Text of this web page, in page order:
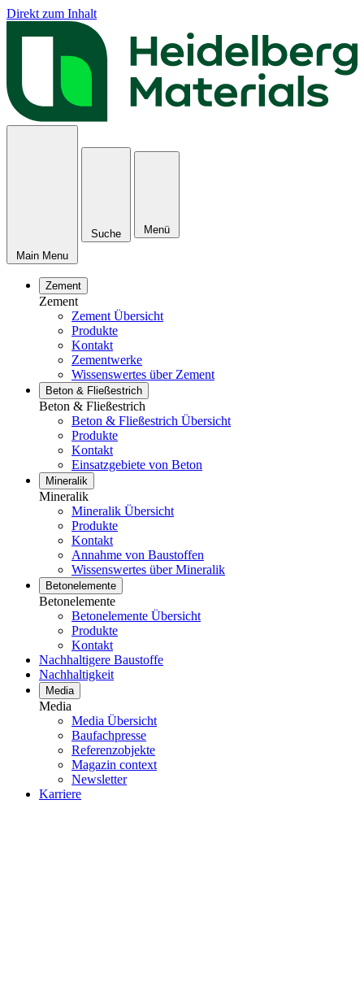
Direkt zum Inhalt
Main Menu
Suche Menü
Zement
Zement
Zement Übersicht
Produkte
Kontakt
Zementwerke
Wissenswertes über Zement
Beton & Fließestrich
Beton & Fließestrich
Beton & Fließestrich Übersicht
Produkte
Kontakt
Einsatzgebiete von Beton
Mineralik
Mineralik
Mineralik Übersicht
Produkte
Kontakt
Annahme von Baustoffen
Wissenswertes über Mineralik
Betonelemente
Betonelemente
Betonelemente Übersicht
Produkte
Kontakt
Nachhaltigere Baustoffe
Nachhaltigkeit
Media
Media
Media Übersicht
Baufachpresse
Referenzobjekte
Magazin context
Newsletter
Karriere